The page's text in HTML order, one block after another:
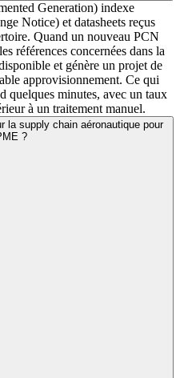
Generation) indexe
Notice) et datasheets reçus
Quand un nouveau PCN
références concernées dans la
et génère un projet de
approvisionnement. Ce qui
quelques minutes, avec un taux
à un traitement manuel.
la supply chain aéronautique pour
?